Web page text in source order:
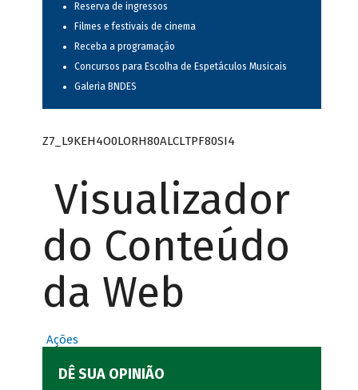
Reserva de ingressos
Filmes e festivais de cinema
Receba a programação
Concursos para Escolha de Espetáculos Musicais
Galeria BNDES
Z7_L9KEH4O0LORH80ALCLTPF80SI4
Visualizador
do Conteúdo
da Web
Ações
DÊ SUA OPINIÃO